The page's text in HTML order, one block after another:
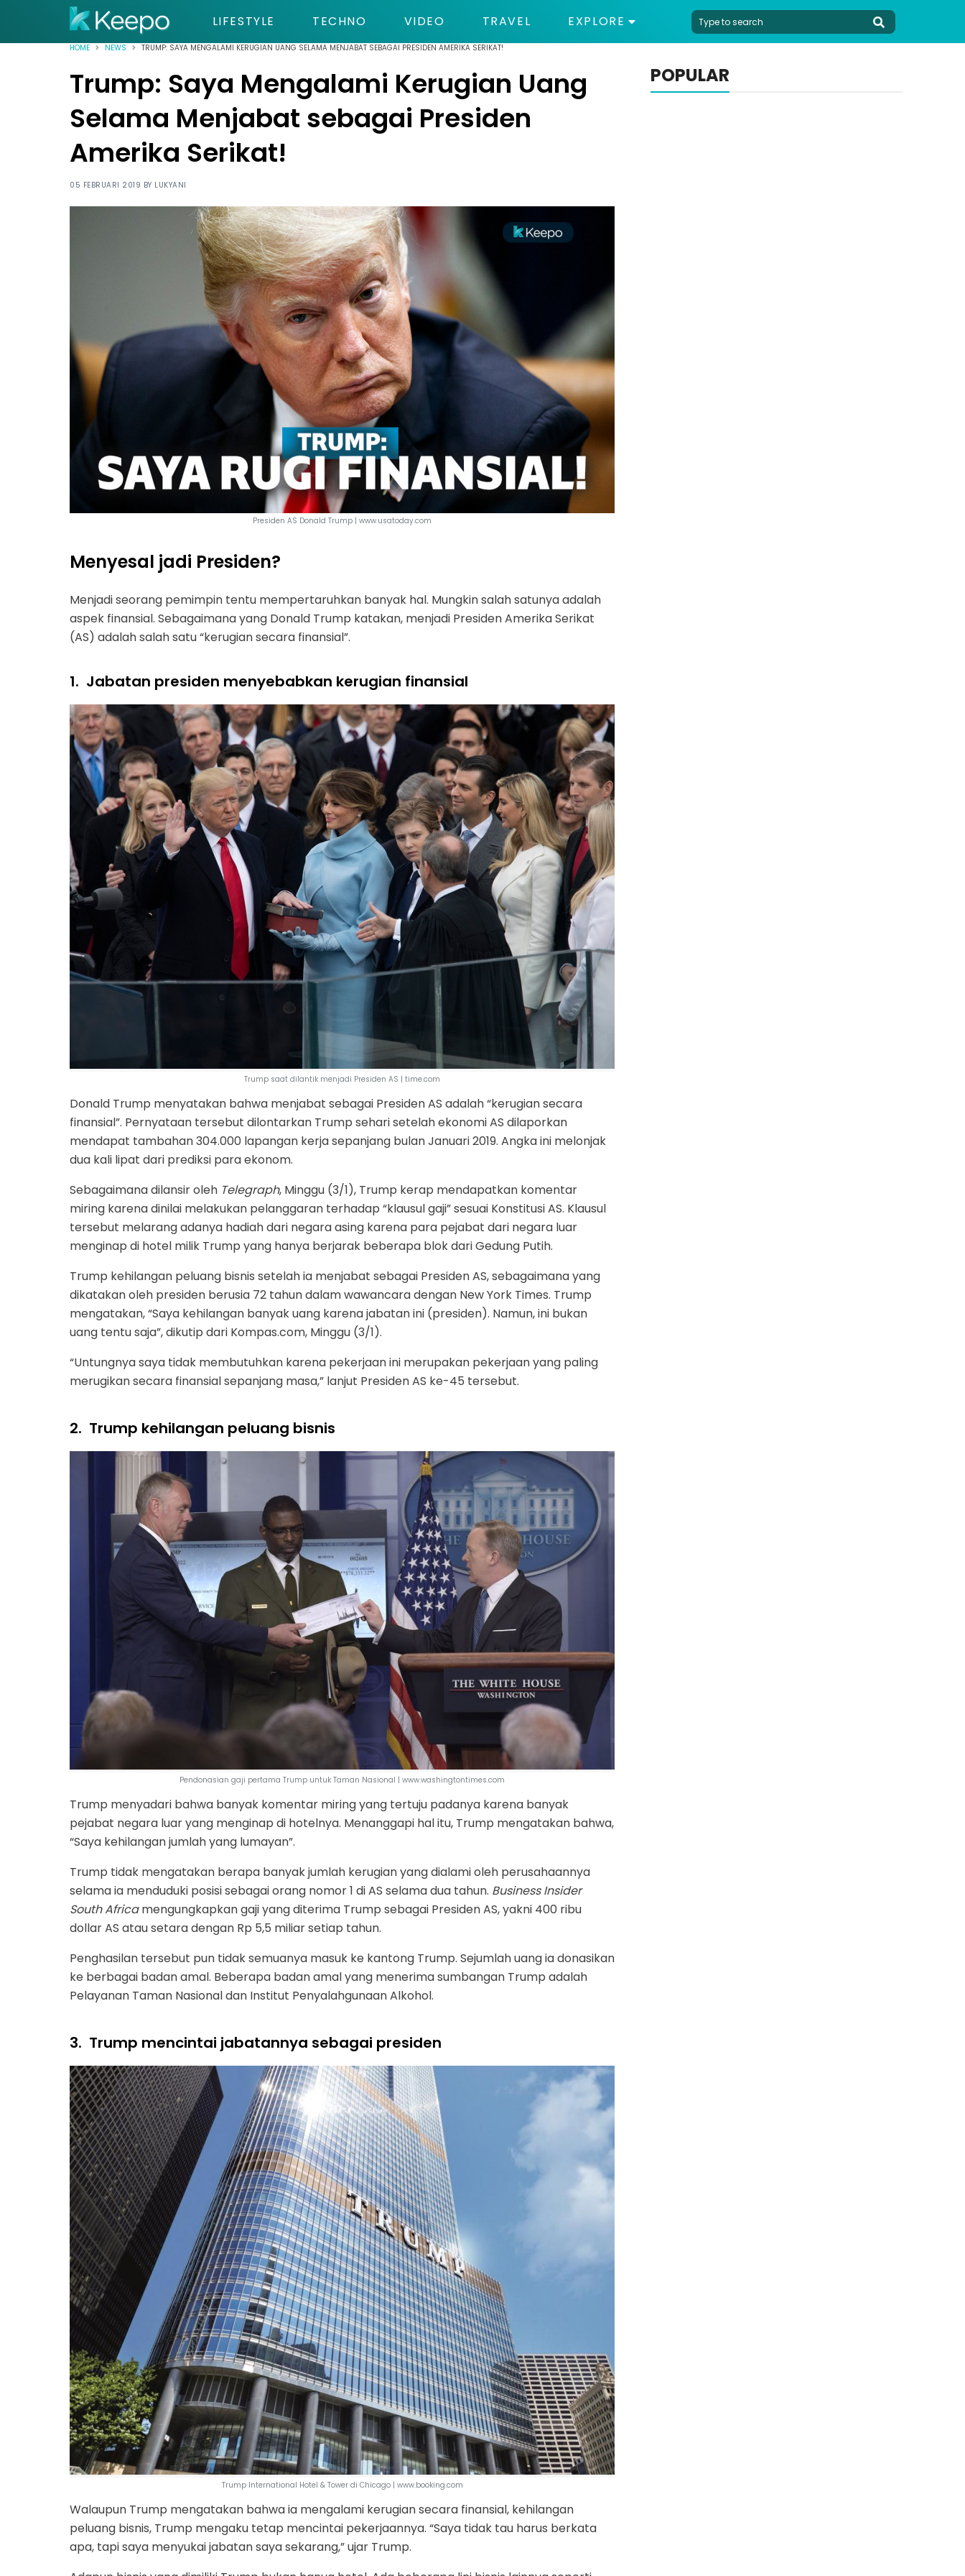
LIFESTYLE TECHNO VIDEO TRAVEL EXPLORE
HOME NEWS TRUMP: SAYA MENGALAMI KERUGIAN UANG SELAMA MENJABAT SEBAGAI PRESIDEN AMERIKA SERIKAT!
Trump: Saya Mengalami Kerugian Uang
Selama Menjabat sebagai Presiden
Amerika Serikat!
05 FEBRUARI 2019 BY LUKYANI
Presiden AS Donald Trump | www.usatoday.com
Menyesal jadi Presiden?
Menjadi seorang pemimpin tentu mempertaruhkan banyak hal. Mungkin salah satunya adalah
aspek finansial. Sebagaimana yang Donald Trump katakan, menjadi Presiden Amerika Serikat
(AS) adalah salah satu “kerugian secara finansial”.
1. Jabatan presiden menyebabkan kerugian finansial
Trump saat dilantik menjadi Presiden AS | time.com
Donald Trump menyatakan bahwa menjabat sebagai Presiden AS adalah “kerugian secara
finansial”. Pernyataan tersebut dilontarkan Trump sehari setelah ekonomi AS dilaporkan
mendapat tambahan 304.000 lapangan kerja sepanjang bulan Januari 2019. Angka ini melonjak
dua kali lipat dari prediksi para ekonom.
Sebagaimana dilansir oleh Telegraph, Minggu (3/1), Trump kerap mendapatkan komentar
miring karena dinilai melakukan pelanggaran terhadap “klausul gaji” sesuai Konstitusi AS. Klausul
tersebut melarang adanya hadiah dari negara asing karena para pejabat dari negara luar
menginap di hotel milik Trump yang hanya berjarak beberapa blok dari Gedung Putih.
Trump kehilangan peluang bisnis setelah ia menjabat sebagai Presiden AS, sebagaimana yang
dikatakan oleh presiden berusia 72 tahun dalam wawancara dengan New York Times. Trump
mengatakan, “Saya kehilangan banyak uang karena jabatan ini (presiden). Namun, ini bukan
uang tentu saja”, dikutip dari Kompas.com, Minggu (3/1).
“Untungnya saya tidak membutuhkan karena pekerjaan ini merupakan pekerjaan yang paling
merugikan secara finansial sepanjang masa,” lanjut Presiden AS ke-45 tersebut.
2. Trump kehilangan peluang bisnis
Pendonasian gaji pertama Trump untuk Taman Nasional | www.washingtontimes.com
Trump menyadari bahwa banyak komentar miring yang tertuju padanya karena banyak
pejabat negara luar yang menginap di hotelnya. Menanggapi hal itu, Trump mengatakan bahwa,
“Saya kehilangan jumlah yang lumayan”.
Trump tidak mengatakan berapa banyak jumlah kerugian yang dialami oleh perusahaannya
selama ia menduduki posisi sebagai orang nomor 1 di AS selama dua tahun. Business Insider
South Africamengungkapkan gaji yang diterima Trump sebagai Presiden AS, yakni 400 ribu
dollar AS atau setara dengan Rp 5,5 miliar setiap tahun.
Penghasilan tersebut pun tidak semuanya masuk ke kantong Trump. Sejumlah uang ia donasikan
ke berbagai badan amal. Beberapa badan amal yang menerima sumbangan Trump adalah
Pelayanan Taman Nasional dan Institut Penyalahgunaan Alkohol.
3. Trump mencintai jabatannya sebagai presiden
Trump International Hotel & Tower di Chicago | www.booking.com
Walaupun Trump mengatakan bahwa ia mengalami kerugian secara finansial, kehilangan
peluang bisnis, Trump mengaku tetap mencintai pekerjaannya. “Saya tidak tau harus berkata
apa, tapi saya menyukai jabatan saya sekarang,” ujar Trump.
POPULAR